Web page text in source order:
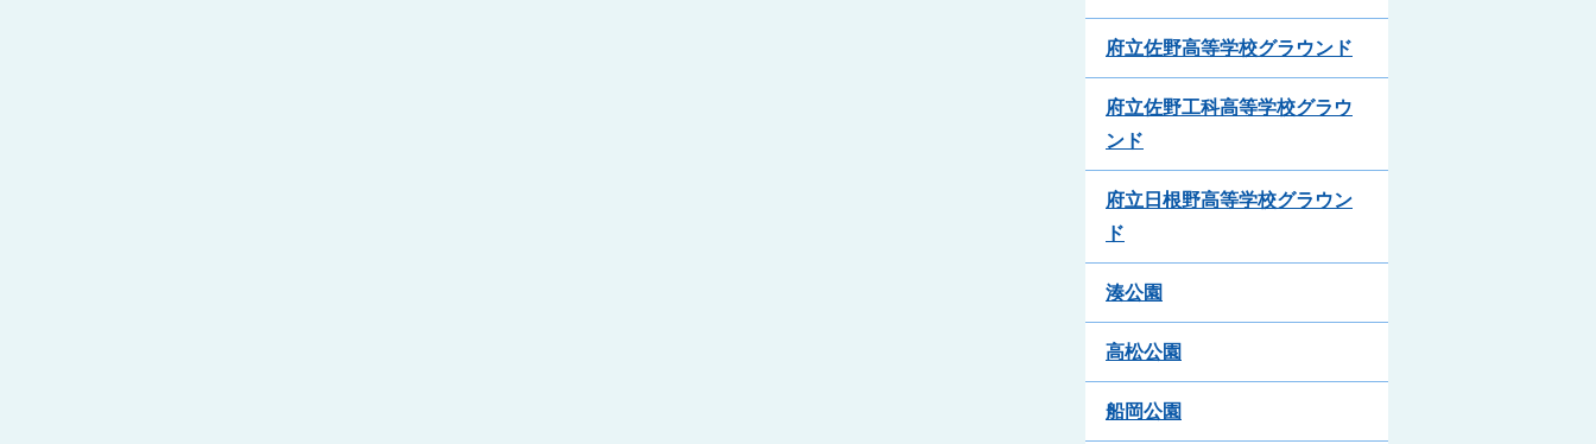
府立佐野高等学校グラウンド
府立佐野工科高等学校グラウ
ンド
府立日根野高等学校グラウン
ド
湊公園
高松公園
船岡公園